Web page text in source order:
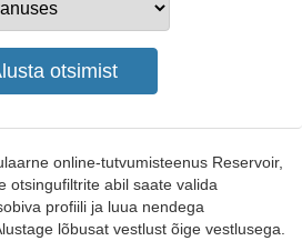
online-tutvumisteenus Reservoir,
otsingufiltrite abil saate valida
profiili ja luua nendega
lõbusat vestlust õige vestlusega.